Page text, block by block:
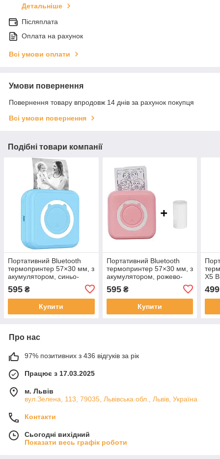
Детальніше
Післяплата
Оплата на рахунок
Всі умови оплати
Умови повернення
Повернення товару впродовж 14 днів за рахунок покупця
Всі умови повернення
Подібні товари компанії
Портативний Bluetooth
термопринтер 57×30 мм, з
акумулятором, синьо-
термопаперу
595 ₴
Купити
Портативний Bluetooth
термопринтер 57×30 мм, з
акумулятором, рожево-
термопаперу
595₴
Купити
X5
499
Про нас
97% позитивних з 436 відгуків за рік
Працює з 17.03.2025
м. Львів
вул.Зелена, 113, 79035, Львівська обл., Львів, Україна
Контакти
Сьогодні вихідний
Показати весь графік роботи